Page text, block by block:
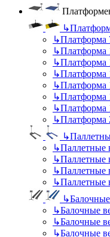
↳
↳Платформа
↳Платформа
↳Платформа
↳Платформа
↳Платформа
↳Платформа
↳Платформа
↳Платформа
↳
↳Паллетные
↳Паллетные
↳Паллетные
↳Паллетные
↳
↳Балочные
↳Балочные
↳Балочные